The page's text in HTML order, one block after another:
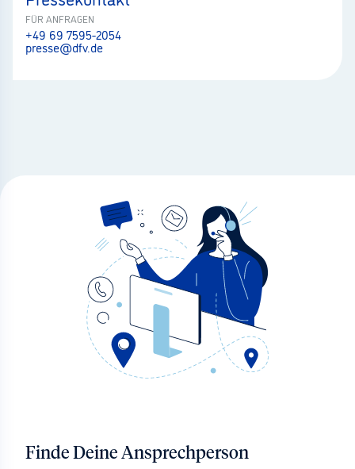
FÜR ANFRAGEN
+49 69 7595-2054
presse@dfv.de
Finde Deine Ansprechperson